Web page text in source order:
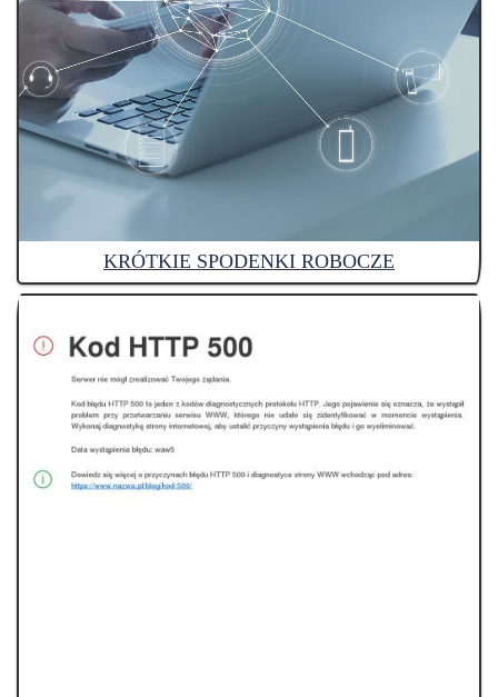
KRÓTKIE SPODENKI ROBOCZE